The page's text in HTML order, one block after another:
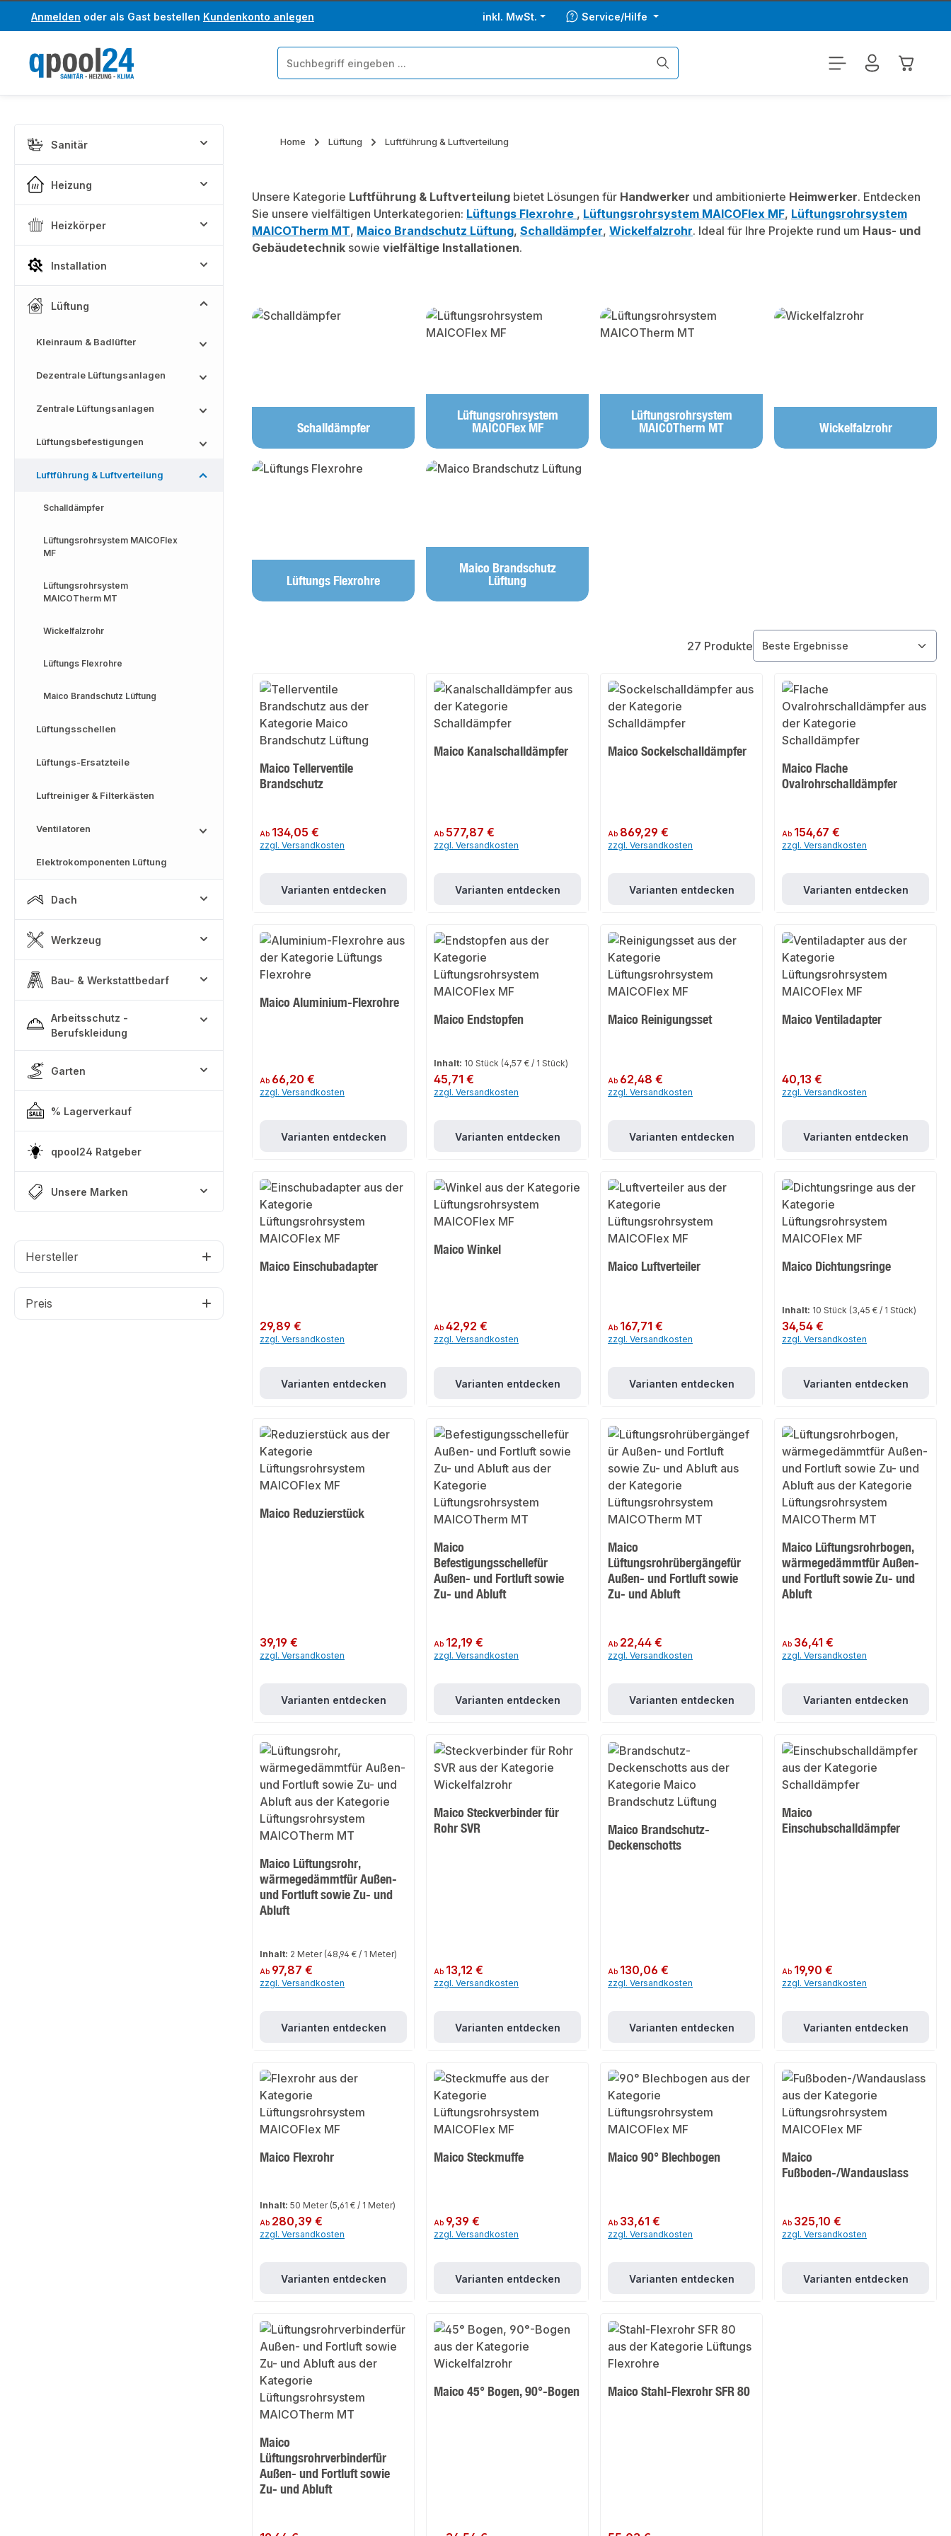
Hauptinhalt springen
Zur Suche springen
Anmelden oder als Gast bestellen Kundenkonto anlegen inkl. MwSt. Service/Hilfe
Sanitär
Heizung
Heizkörper
Installation
Lüftung
Kleinraum & Badlüfter
Dezentrale Lüftungsanlagen
Zentrale Lüftungsanlagen
Lüftungsbefestigungen
Luftführung & Luftverteilung
Schalldämpfer
Lüftungsrohrsystem MAICOFlex
MF
Lüftungsrohrsystem
MAICOTherm MT
Wickelfalzrohr
Lüftungs Flexrohre
Maico Brandschutz Lüftung
Lüftungsschellen
Lüftungs-Ersatzteile
Luftreiniger & Filterkästen
Ventilatoren
Elektrokomponenten Lüftung
Dach
Werkzeug
Bau- & Werkstattbedarf
Arbeitsschutz -
Berufskleidung
Garten
% Lagerverkauf
qpool24 Ratgeber
Unsere Marken
Hersteller
Preis
Home Lüftung Luftführung & Luftverteilung
Unsere Kategorie Luftführung & Luftverteilung bietet Lösungen für Handwerker und ambitionierte Heimwerker. Entdecken
Sie unsere vielfältigen Unterkategorien: Lüftungs Flexrohre , Lüftungsrohrsystem MAICOFlex MF, Lüftungsrohrsystem
MAICOTherm MT, Maico Brandschutz Lüftung, Schalldämpfer, Wickelfalzrohr. Ideal für Ihre Projekte rund um Haus- und
Gebäudetechnik sowie vielfältige Installationen.
Kategoriegalerie überspringen
Schalldämpfer
Lüftungsrohrsystem
MAICOFlex MF
Lüftungsrohrsystem
MAICOTherm MT
Wickelfalzrohr
Lüftungs Flexrohre
Maico Brandschutz
Lüftung
27 Produkte
Maico Tellerventile
Brandschutz
Regulärer Preis:
Ab 134,05 €
zzgl. Versandkosten
Varianten entdecken
Maico Kanalschalldämpfer
Regulärer Preis:
Ab 577,87 €
zzgl. Versandkosten
Varianten entdecken
Maico Sockelschalldämpfer
Regulärer Preis:
Ab 869,29 €
zzgl. Versandkosten
Varianten entdecken
Maico Flache
Ovalrohrschalldämpfer
Regulärer Preis:
Ab 154,67 €
zzgl. Versandkosten
Varianten entdecken
Maico Aluminium-Flexrohre
Regulärer Preis:
Ab 66,20 €
zzgl. Versandkosten
Varianten entdecken
Maico Endstopfen
Inhalt: 10 Stück (4,57 € / 1 Stück)
Regulärer Preis:
45,71 €
zzgl. Versandkosten
Varianten entdecken
Maico Reinigungsset
Regulärer Preis:
Ab 62,48 €
zzgl. Versandkosten
Varianten entdecken
Maico Ventiladapter
Regulärer Preis:
40,13 €
zzgl. Versandkosten
Varianten entdecken
Maico Einschubadapter
Regulärer Preis:
29,89 €
zzgl. Versandkosten
Varianten entdecken
Maico Winkel
Regulärer Preis:
Ab42,92 €
zzgl. Versandkosten
Varianten entdecken
Maico Luftverteiler
Regulärer Preis:
Ab 167,71 €
zzgl. Versandkosten
Varianten entdecken
Maico Dichtungsringe
Inhalt: 10 Stück (3,45 € / 1 Stück)
Regulärer Preis:
34,54 €
zzgl. Versandkosten
Varianten entdecken
Maico Reduzierstück
Regulärer Preis:
39,19 €
zzgl. Versandkosten
Varianten entdecken
Maico
Befestigungsschellefür
Außen- und Fortluft sowie
Zu- und Abluft
Regulärer Preis:
Ab 12,19 €
zzgl. Versandkosten
Varianten entdecken
Maico
Lüftungsrohrübergängefür
Außen- und Fortluft sowie
Zu- und Abluft
Regulärer Preis:
Ab 22,44 €
zzgl. Versandkosten
Varianten entdecken
Maico Lüftungsrohrbogen,
wärmegedämmtfür Außen-
und Fortluft sowie Zu- und
Abluft
Regulärer Preis:
Ab 36,41 €
zzgl. Versandkosten
Varianten entdecken
Maico Lüftungsrohr,
wärmegedämmtfür Außen-
und Fortluft sowie Zu- und
Abluft
Inhalt: 2 Meter (48,94 € / 1 Meter)
Regulärer Preis:
Ab 97,87 €
zzgl. Versandkosten
Varianten entdecken
Maico Steckverbinder für
Rohr SVR
Regulärer Preis:
Ab 13,12 €
zzgl. Versandkosten
Varianten entdecken
Maico Brandschutz-
Deckenschotts
Regulärer Preis:
Ab 130,06 €
zzgl. Versandkosten
Varianten entdecken
Maico
Einschubschalldämpfer
Regulärer Preis:
Ab 19,90 €
zzgl. Versandkosten
Varianten entdecken
Maico Flexrohr
Inhalt:50 Meter (5,61 € / 1 Meter)
Regulärer Preis:
Ab 280,39 €
zzgl. Versandkosten
Varianten entdecken
Maico Steckmuffe
Regulärer Preis:
Ab 9,39 €
zzgl. Versandkosten
Varianten entdecken
Maico 90° Blechbogen
Regulärer Preis:
Ab 33,61 €
zzgl. Versandkosten
Varianten entdecken
Maico
Fußboden-/Wandauslass
Regulärer Preis:
Ab 325,10 €
zzgl. Versandkosten
Varianten entdecken
Maico
Lüftungsrohrverbinderfür
Außen- und Fortluft sowie
Zu- und Abluft
Maico 45° Bogen, 90°-Bogen Maico Stahl-Flexrohr SFR 80